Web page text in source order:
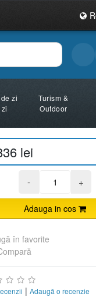
zi
Turism &
Outdoor
lei
- +
Adauga in cos
în favorite
| Adaugă o recenzie